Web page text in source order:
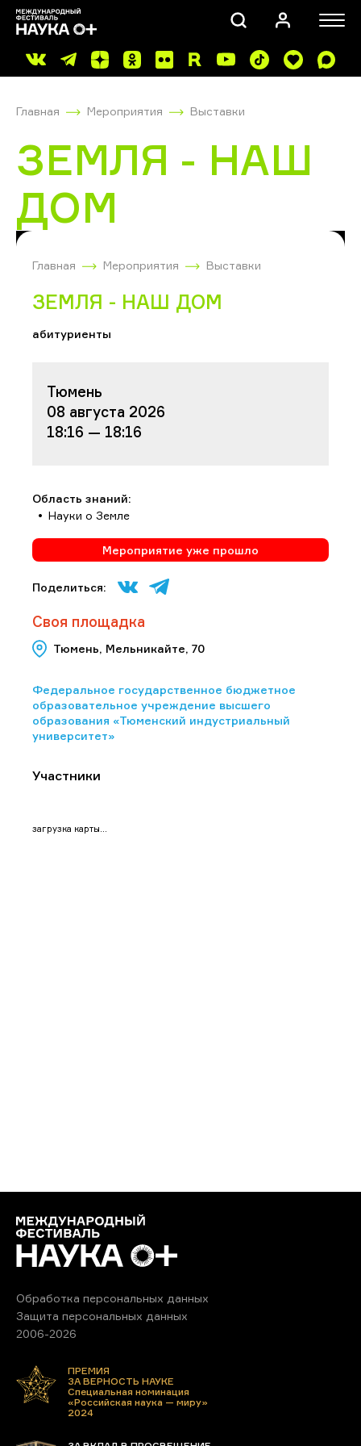
Главная Мероприятия Выставки
ЗЕМЛЯ - НАШ
ДОМ
Главная Мероприятия Выставки
ЗЕМЛЯ - НАШ ДОМ
абитуриенты
Тюмень
08 августа 2026
18:16 — 18:16
Область знаний:
Науки о Земле
Мероприятие уже прошло
Поделиться:
Своя площадка
Тюмень, Мельникайте, 70
Федеральное государственное бюджетное
образовательное учреждение высшего
образования «Тюменский индустриальный
университет»
Участники
загрузка карты...
Обработка персональных данных
Защита персональных данных
2006-2026
ПРЕМИЯ
ЗА ВЕРНОСТЬ НАУКЕ
Специальная номинация
«Российская наука — миру»
2024